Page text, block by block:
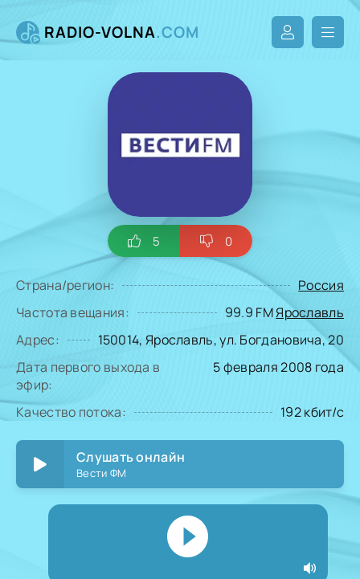
RADIO-VOLNA.COM
5 0
Страна/регион:
Россия
Частота вещания:
99.9 FMЯрославль
Адрес:
150014, Ярославль, ул. Богдановича, 20
Дата первого выхода в
эфир:
5 февраля 2008 года
Качество потока: 192 кбит/с
Слушать онлайн
Вести ФМ